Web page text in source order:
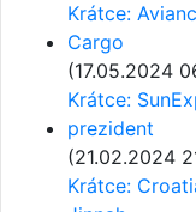
Krátce:
Cargo
(17.05.2024
Krátce:
prezident
(21.02.2024
Krátce: